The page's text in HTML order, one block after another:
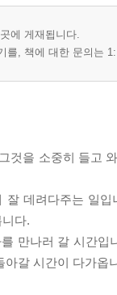
에 게재됩니다.
를, 책에 대한 문의는
그것을 소중히 들고
잘 데려다주는 일
다.
만나러 갈 시간
아갈 시간이 다가옵